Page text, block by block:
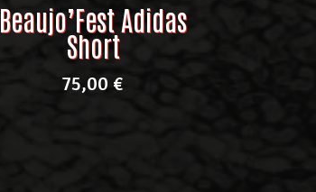
Beaujo’Fest Adidas
Short
75,00 €